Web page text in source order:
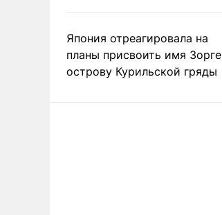
Япония отреагировала на
планы присвоить имя Зорге
острову Курильской гряды